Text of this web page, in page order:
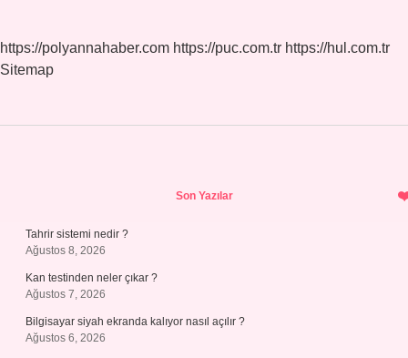
https://polyannahaber.com https://puc.com.tr https://hul.com.tr
Sitemap
Son Yazılar
Tahrir sistemi nedir ?
Ağustos 8, 2026
Kan testinden neler çıkar ?
Ağustos 7, 2026
Bilgisayar siyah ekranda kalıyor nasıl açılır ?
Ağustos 6, 2026